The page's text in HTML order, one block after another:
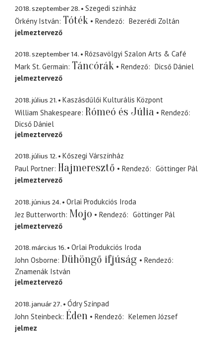
2018. szeptember 28.
Szegedi színház
Örkény István Tóték Rendező
Bezerédi Zoltán
jelmeztervező
2018. szeptember 14.
Rózsavölgyi Szalon Arts & Café
Mark St. Germain Táncórák Rendező
Dicső Dániel
jelmeztervező
2018. július 21.
Kaszásdűlői Kulturális Központ
William Shakespeare Rómeó és Júlia
Rendező
Dicső Dániel
jelmeztervező
2018. július 12.
Kőszegi Várszínház
Paul Portner Hajmeresztő Rendező
Göttinger Pál
jelmeztervező
2018. június 24.
Orlai Produkciós Iroda
Jez Butterworth Mojo Rendező
Göttinger Pál
jelmeztervező
2018. március 16.
Orlai Produkciós Iroda
John Osborne Dühöngő ifjúság
Rendező
Znamenák István
jelmeztervező
2018. január 27.
Ódry Színpad
John Steinbeck Éden Rendező
Kelemen József
jelmez